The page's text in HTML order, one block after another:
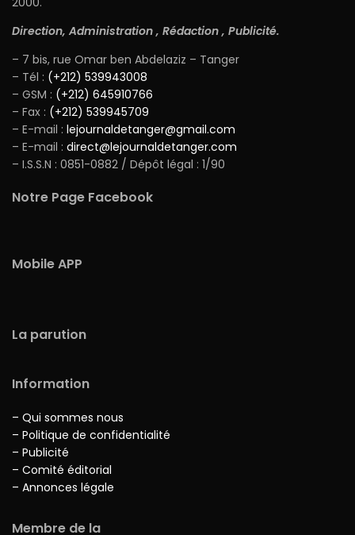
Direction, Administration , Rédaction , Publicité.
– 7 bis, rue Omar ben Abdelaziz – Tanger
– Tél : (+212) 539943008
– GSM : (+212) 645910766
– Fax : (+212) 539945709
– E-mail : lejournaldetanger@gmail.com
– E-mail : direct@lejournaldetanger.com
– I.S.S.N : 0851-0882 / Dépôt légal : 1/90
Notre Page Facebook
Mobile APP
La parution
Information
– Qui sommes nous
– Politique de confidentialité
– Publicité
– Comité éditorial
– Annonces légale
Membre de la